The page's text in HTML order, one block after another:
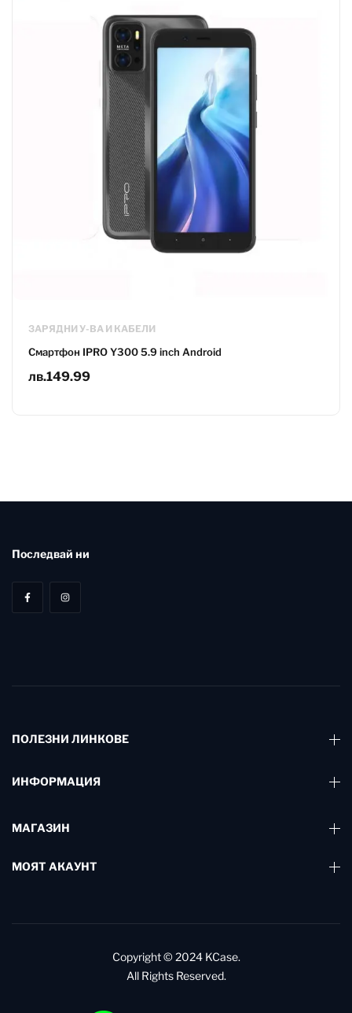
ЗАРЯДНИ У-ВА И КАБЕЛИ
Смартфон IPRO Y300 5.9 inch Android
лв.149.99
Последвай ни
ПОЛЕЗНИ ЛИНКОВЕ
ИНФОРМАЦИЯ
МАГАЗИН
МОЯТ АКАУНТ
Copyright © 2024 KCase.
All Rights Reserved.